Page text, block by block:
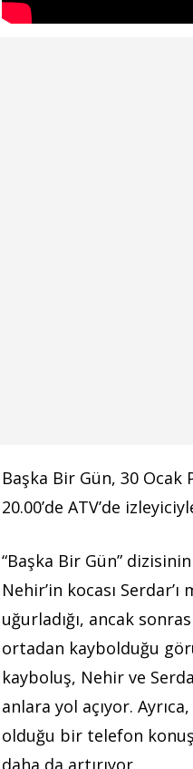
Başka Bir Gün, 30
20.00’de ATV’de
“Başka Bir Gün”
Nehir’in kocası
uğurladığı, ancak
ortadan kaybolduğu
kayboluş, Nehir ve
anlara yol açıyor.
olduğu bir telefon
daha da artırıyor.